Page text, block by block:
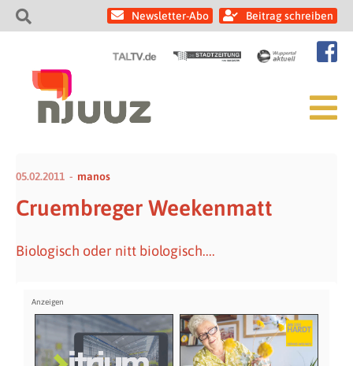
Newsletter-Abo Beitrag schreiben
05.02.2011 manos
Cruembreger Weekenmatt
Biologisch oder nitt biologisch....